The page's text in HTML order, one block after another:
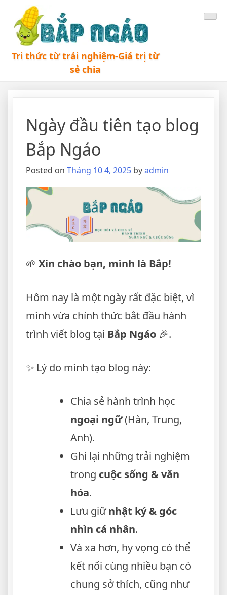
Tri thức từ trải nghiệm-Giá trị từ
sẻ chia
Ngày đầu tiên tạo blog
Bắp Ngáo
Posted on Tháng 10 4, 2025 byadmin
🌱 Xin chào bạn, mình là Bắp!
Hôm nay là một ngày rất đặc biệt, vì
mình vừa chính thức bắt đầu hành
trình viết blog tại Bắp Ngáo 🎉.
✨ Lý do mình tạo blog này:
Chia sẻ hành trình học
ngoại ngữ(Hàn, Trung,
Anh).
Ghi lại những trải nghiệm
trong cuộc sống & văn
hóa.
Lưu giữnhật ký & góc
nhìn cá nhân.
Và xa hơn, hy vọng có thể
kết nối cùng nhiều bạn có
chung sở thích, cũng như